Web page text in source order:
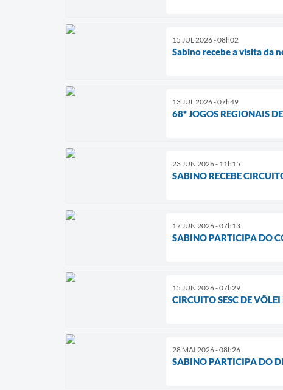
15 JUL 2026 - 08h02
Sabino recebe a visita da
13 JUL 2026 - 07h49
68º JOGOS REGIONAIS
23 JUN 2026 - 11h15
SABINO RECEBE
17 JUN 2026 - 07h13
SABINO PARTICIPA DO
15 JUN 2026 - 07h29
CIRCUITO SESC DE
28 MAI 2026 - 08h26
SABINO PARTICIPA DO